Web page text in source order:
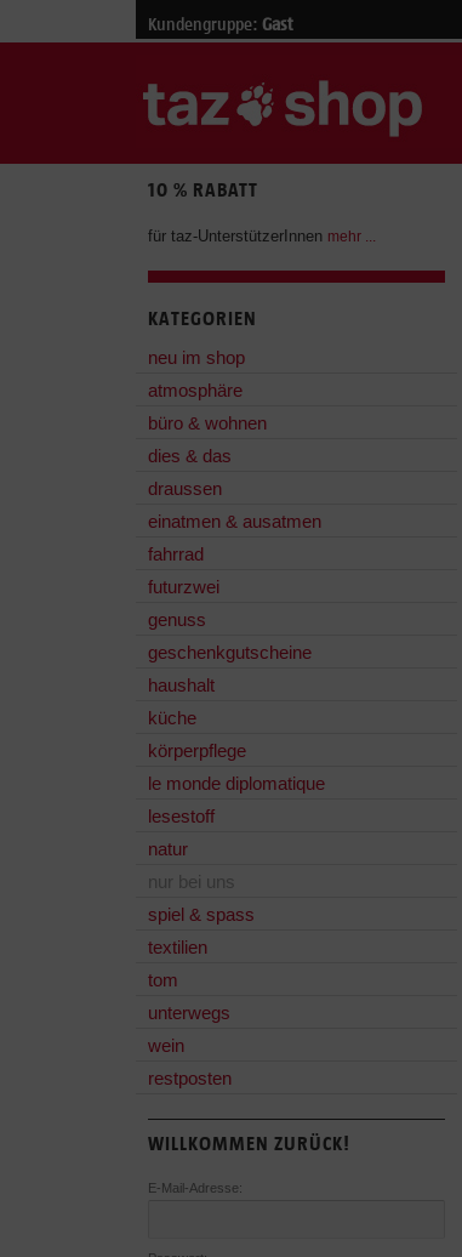
Kundengruppe: Gast
10 % RABATT
für taz-UnterstützerInnen mehr ...
KATEGORIEN
neu im shop
atmosphäre
büro & wohnen
dies & das
draussen
einatmen & ausatmen
fahrrad
futurzwei
genuss
geschenkgutscheine
haushalt
küche
körperpflege
le monde diplomatique
lesestoff
natur
nur bei uns
spiel & spass
textilien
tom
unterwegs
wein
restposten
WILLKOMMEN ZURÜCK!
E-Mail-Adresse: